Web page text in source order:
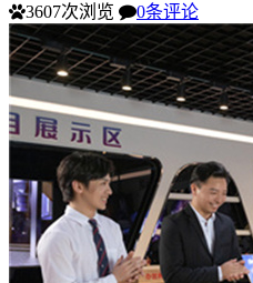
3607次浏览
0条评论